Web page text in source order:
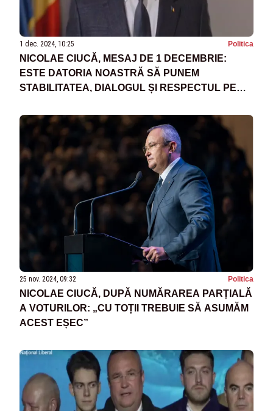
1 dec. 2024, 10:25 Politica
NICOLAE CIUCĂ, MESAJ DE 1 DECEMBRIE:
ESTE DATORIA NOASTRĂ SĂ PUNEM
STABILITATEA, DIALOGUL ȘI RESPECTUL PE
25 nov. 2024, 09:32 Politica
NICOLAE CIUCĂ, DUPĂ NUMĂRAREA PARȚIALĂ
A VOTURILOR: „CU TOȚII TREBUIE SĂ ASUMĂM
ACEST EȘEC”